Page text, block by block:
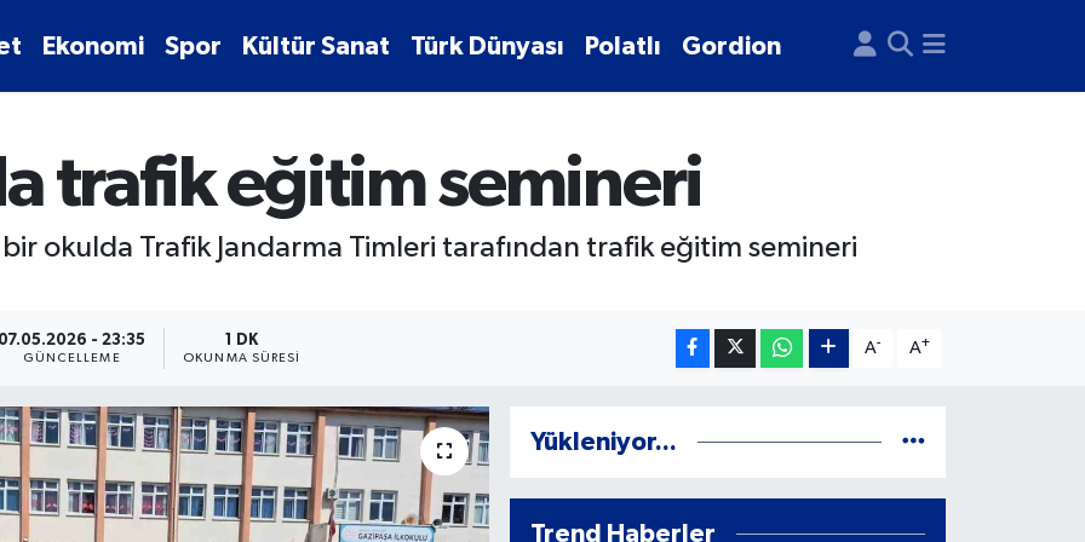
Ekonomi Spor Kültür Sanat Türk Dünyası Polatlı Gordion
trafik eğitim semineri
okulda Trafik Jandarma Timleri tarafından trafik eğitim semineri
07.05.2026 - 23:35
GÜNCELLEME
1 DK
OKUNMA SÜRESI
A- A+
Yükleniyor...
Trend Haberler